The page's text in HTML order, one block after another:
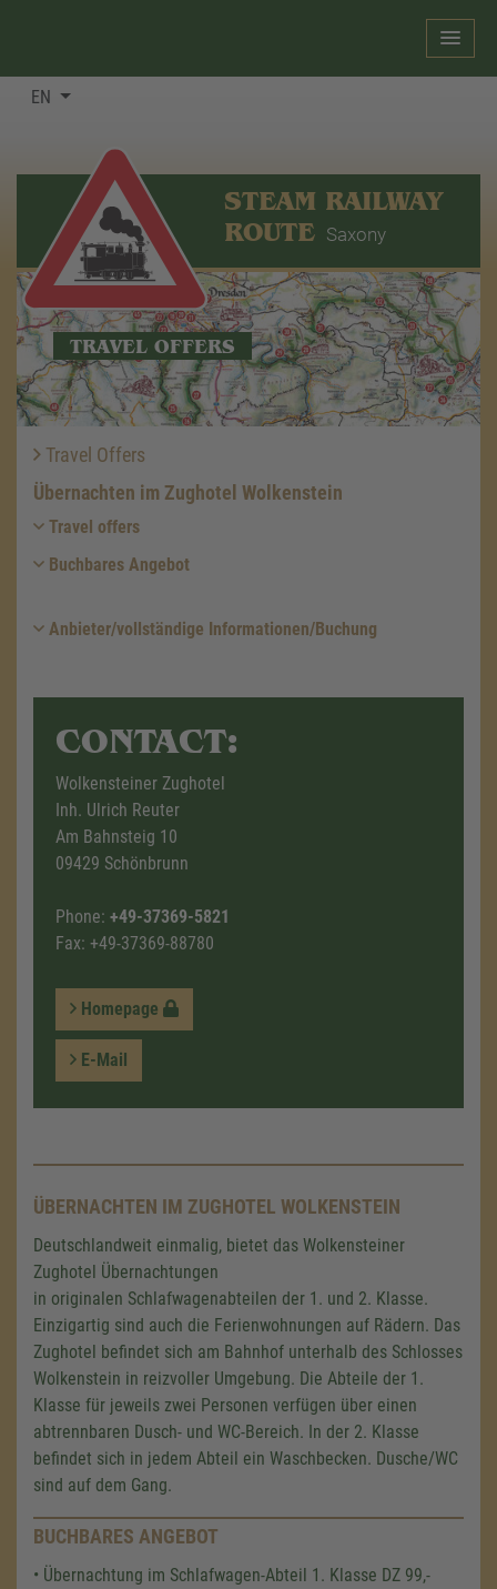
EN
STEAM RAILWAY
ROUTE Saxony
TRAVEL OFFERS
Travel Offers
Übernachten im Zughotel Wolkenstein
Travel offers
Buchbares Angebot
Anbieter/vollständige Informationen/Buchung
CONTACT:
Wolkensteiner Zughotel
Inh. Ulrich Reuter
Am Bahnsteig 10
09429 Schönbrunn
Phone: +49-37369-5821
Fax: +49-37369-88780
Homepage
E-Mail
ÜBERNACHTEN IM ZUGHOTEL WOLKENSTEIN
Deutschlandweit einmalig, bietet das Wolkensteiner
Zughotel Übernachtungen
in originalen Schlafwagenabteilen der 1. und 2. Klasse.
Einzigartig sind auch die Ferienwohnungen auf Rädern. Das
Zughotel befindet sich am Bahnhof unterhalb des Schlosses
Wolkenstein in reizvoller Umgebung. Die Abteile der 1.
Klasse für jeweils zwei Personen verfügen über einen
abtrennbaren Dusch- und WC-Bereich. In der 2. Klasse
befindet sich in jedem Abteil ein Waschbecken. Dusche/WC
sind auf dem Gang.
BUCHBARES ANGEBOT
• Übernachtung im Schlafwagen-Abteil 1. Klasse DZ 99,-